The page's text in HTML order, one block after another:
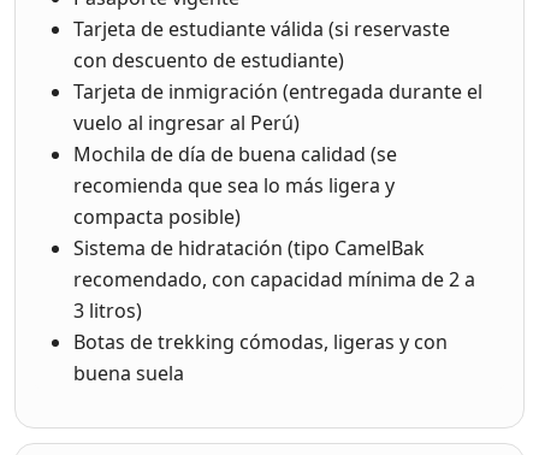
Tarjeta de estudiante válida (si reservaste
con descuento de estudiante)
Tarjeta de inmigración (entregada durante el
vuelo al ingresar al Perú)
Mochila de día de buena calidad (se
recomienda que sea lo más ligera y
compacta posible)
Sistema de hidratación (tipo CamelBak
recomendado, con capacidad mínima de 2 a
3 litros)
Botas de trekking cómodas, ligeras y con
buena suela